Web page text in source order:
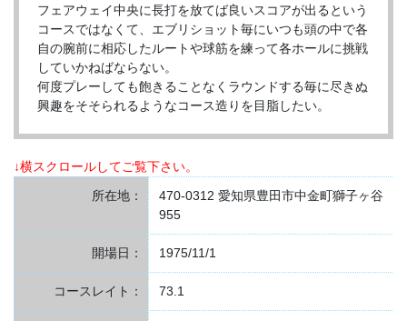
フェアウェイ中央に長打を放てば良いスコアが出るという
コースではなくて、エブリショット毎にいつも頭の中で各
自の腕前に相応したルートや球筋を練って各ホールに挑戦
していかねばならない。
何度プレーしても飽きることなくラウンドする毎に尽きぬ
興趣をそそられるようなコース造りを目脂したい。
↓横スクロールしてご覧下さい。
所在地：
470-0312 愛知県豊田市中金町獅子ヶ谷
955
開場日： 1975/11/1
コースレイト： 73.1